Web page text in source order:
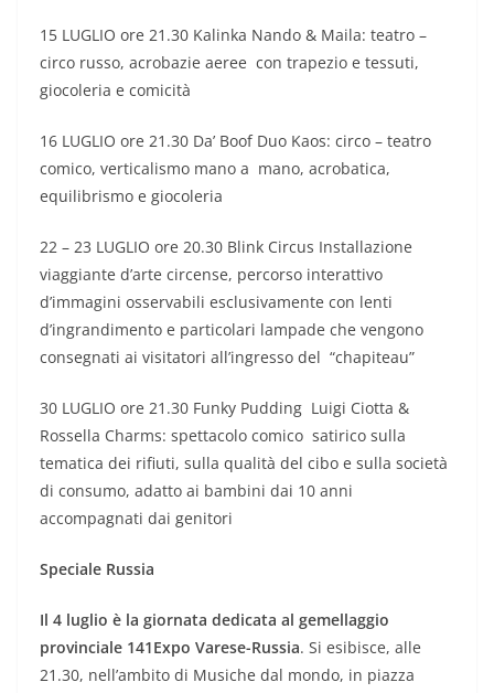
15 LUGLIO ore 21.30 Kalinka Nando & Maila: teatro –
circo russo, acrobazie aeree con trapezio e tessuti,
giocoleria e comicità
16 LUGLIO ore 21.30 Da’ Boof Duo Kaos: circo – teatro
comico, verticalismo mano a mano, acrobatica,
equilibrismo e giocoleria
22 – 23 LUGLIO ore 20.30 Blink Circus Installazione
viaggiante d’arte circense, percorso interattivo
d’immagini osservabili esclusivamente con lenti
d’ingrandimento e particolari lampade che vengono
consegnati ai visitatori all’ingresso del “chapiteau”
30 LUGLIO ore 21.30 Funky Pudding Luigi Ciotta &
Rossella Charms: spettacolo comico satirico sulla
tematica dei rifiuti, sulla qualità del cibo e sulla società
di consumo, adatto ai bambini dai 10 anni
accompagnati dai genitori
Speciale Russia
Il 4 luglio è la giornata dedicata al gemellaggio
provinciale 141Expo Varese-Russia. Si esibisce, alle
21.30, nell’ambito di Musiche dal mondo, in piazza